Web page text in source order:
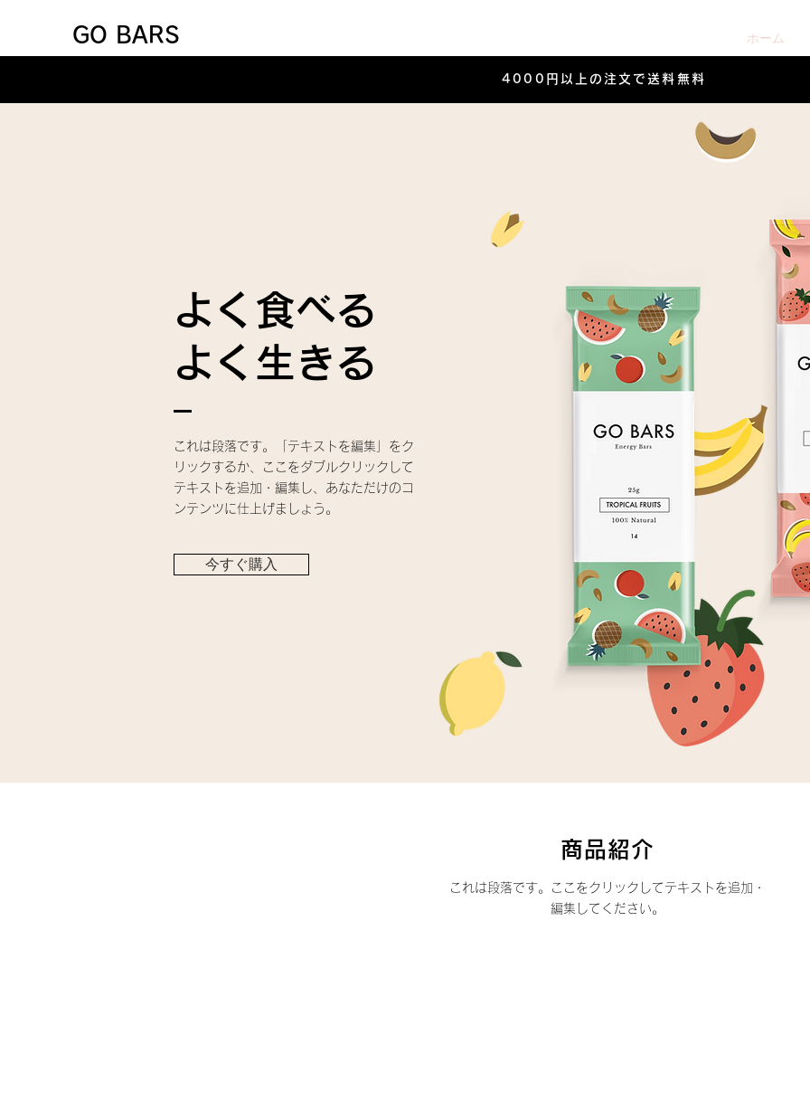
GO BARS ホーム
4000円以上の注文で送料無料
よく食べる
よく生きる
これは段落です。「テキストを編集」をク
リックするか、ここをダブルクリックして
テキストを追加・編集し、あなただけのコ
ンテンツに仕上げましょう。
今すぐ購入
商品紹介
これは段落です。ここをクリックしてテキストを追加・
編集してください。